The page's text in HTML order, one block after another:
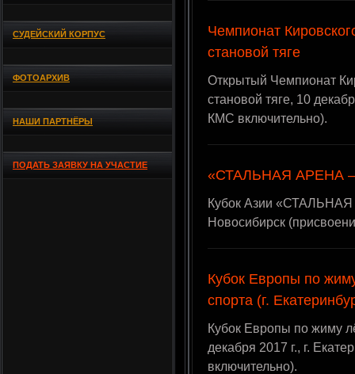
СУДЕЙСКИЙ КОРПУС
ФОТОАРХИВ
НАШИ ПАРТНЁРЫ
ПОДАТЬ ЗАЯВКУ НА УЧАСТИЕ
Чемпионат
становой тяге
Открытый Чемпионат
становой тяге, 10
КМС включительно).
«СТАЛЬНАЯ АРЕНА –
Кубок Азии «СТАЛЬНАЯ
Новосибирск
Кубок Европы по
спорта (г.
Кубок Европы по жиму
декабря 2017 г., г.
включительно).